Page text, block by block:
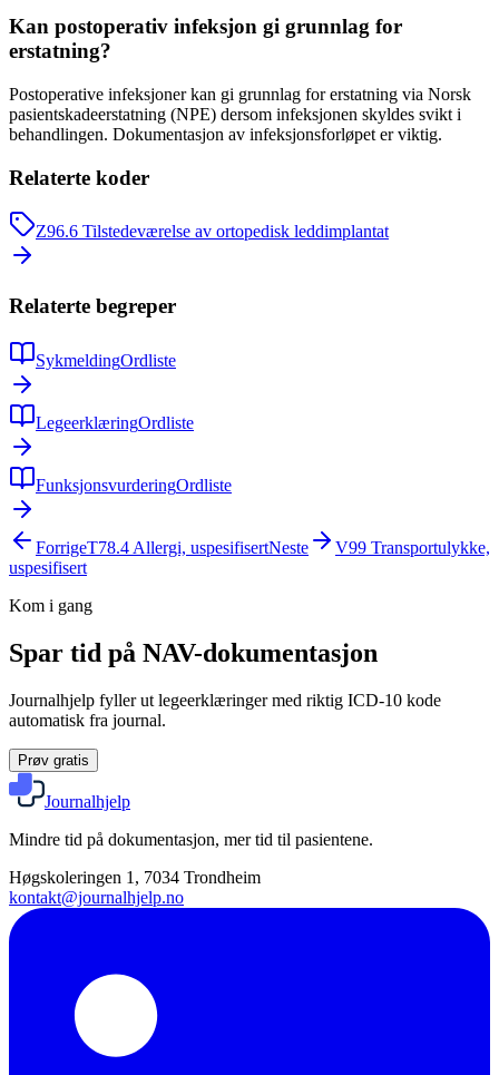
Kan postoperativ infeksjon gi grunnlag for
erstatning?
Postoperative infeksjoner kan gi grunnlag for erstatning via Norsk
pasientskadeerstatning (NPE) dersom infeksjonen skyldes svikt i
behandlingen. Dokumentasjon av infeksjonsforløpet er viktig.
Relaterte koder
Z96.6 Tilstedeværelse av ortopedisk leddimplantat
Relaterte begreper
SykmeldingOrdliste
LegeerklæringOrdliste
FunksjonsvurderingOrdliste
ForrigeT78.4 Allergi, uspesifisertNeste V99 Transportulykke,
uspesifisert
Kom i gang
Spar tid på NAV-dokumentasjon
Journalhjelp fyller ut legeerklæringer med riktig ICD-10 kode
automatisk fra journal.
Prøv gratis
Journalhjelp
Mindre tid på dokumentasjon, mer tid til pasientene.
Høgskoleringen 1, 7034 Trondheim
kontakt@journalhjelp.no